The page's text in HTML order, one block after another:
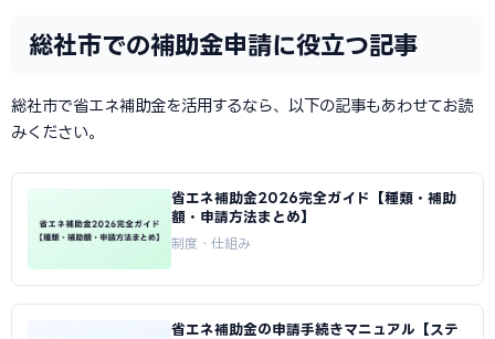
総社市での補助金申請に役立つ記事
総社市で省エネ補助金を活用するなら、以下の記事もあわせてお読
みください。
省エネ補助金2026完全ガイド【種類・補助
額・申請方法まとめ】
制度・仕組み
省エネ補助金の申請手続きマニュアル【ステ